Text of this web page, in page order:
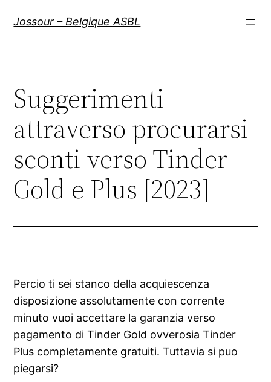
Jossour – Belgique ASBL
Suggerimenti
attraverso procurarsi
sconti verso Tinder
Gold e Plus [2023]
Percio ti sei stanco della acquiescenza
disposizione assolutamente con corrente
minuto vuoi accettare la garanzia verso
pagamento di Tinder Gold ovverosia Tinder
Plus completamente gratuiti. Tuttavia si puo
piegarsi?